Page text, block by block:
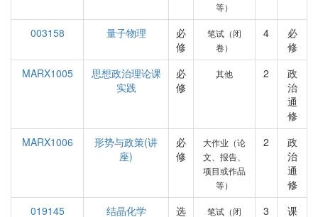
等）
003158 量子物理
必
修
笔试（闭
卷）
4
必
修
MARX1005
思想政治理论课
实践
必
修
其他 2
政
治
通
修
MARX1006
形势与政策(讲
座)
必
修
大作业（论
文、报告、
项目或作品
等）
2
政
治
通
修
019145
结晶化学
选
笔试（闭
3
课